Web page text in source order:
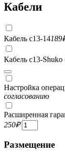
Кабели
Кабель c13-14189
Кабель c13-
Настройка
согласованию
Расширенная
250₽
Размещение